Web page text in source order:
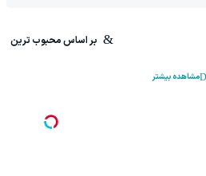
بر اساس محبوب ترین
مشاهده بیشتر